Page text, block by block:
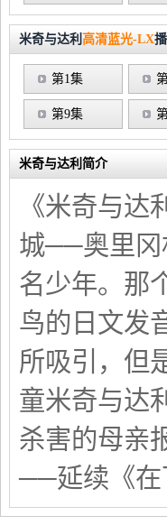
米奇与达利 高清蓝光-LX
第1集
第9集
米奇与达利简介
《米奇与
城──奥里冈
名少年。那
鸟的日文发
所吸引，但
童米奇与达
杀害的母亲
──延续《在